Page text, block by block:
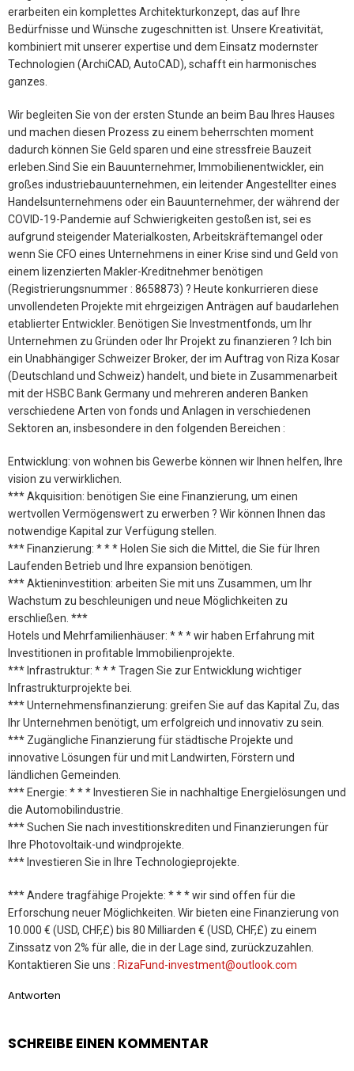
erarbeiten ein komplettes Architekturkonzept, das auf Ihre
Bedürfnisse und Wünsche zugeschnitten ist. Unsere Kreativität,
kombiniert mit unserer expertise und dem Einsatz modernster
Technologien (ArchiCAD, AutoCAD), schafft ein harmonisches
ganzes.
Wir begleiten Sie von der ersten Stunde an beim Bau Ihres Hauses
und machen diesen Prozess zu einem beherrschten moment
dadurch können Sie Geld sparen und eine stressfreie Bauzeit
erleben.Sind Sie ein Bauunternehmer, Immobilienentwickler, ein
großes industriebauunternehmen, ein leitender Angestellter eines
Handelsunternehmens oder ein Bauunternehmer, der während der
COVID-19-Pandemie auf Schwierigkeiten gestoßen ist, sei es
aufgrund steigender Materialkosten, Arbeitskräftemangel oder
wenn Sie CFO eines Unternehmens in einer Krise sind und Geld von
einem lizenzierten Makler-Kreditnehmer benötigen
(Registrierungsnummer : 8658873) ? Heute konkurrieren diese
unvollendeten Projekte mit ehrgeizigen Anträgen auf baudarlehen
etablierter Entwickler. Benötigen Sie Investmentfonds, um Ihr
Unternehmen zu Gründen oder Ihr Projekt zu finanzieren ? Ich bin
ein Unabhängiger Schweizer Broker, der im Auftrag von Riza Kosar
(Deutschland und Schweiz) handelt, und biete in Zusammenarbeit
mit der HSBC Bank Germany und mehreren anderen Banken
verschiedene Arten von fonds und Anlagen in verschiedenen
Sektoren an, insbesondere in den folgenden Bereichen :
Entwicklung: von wohnen bis Gewerbe können wir Ihnen helfen, Ihre
vision zu verwirklichen.
*** Akquisition: benötigen Sie eine Finanzierung, um einen
wertvollen Vermögenswert zu erwerben ? Wir können Ihnen das
notwendige Kapital zur Verfügung stellen.
*** Finanzierung: * * * Holen Sie sich die Mittel, die Sie für Ihren
Laufenden Betrieb und Ihre expansion benötigen.
*** Aktieninvestition: arbeiten Sie mit uns Zusammen, um Ihr
Wachstum zu beschleunigen und neue Möglichkeiten zu
erschließen. ***
Hotels und Mehrfamilienhäuser: * * * wir haben Erfahrung mit
Investitionen in profitable Immobilienprojekte.
*** Infrastruktur: * * * Tragen Sie zur Entwicklung wichtiger
Infrastrukturprojekte bei.
*** Unternehmensfinanzierung: greifen Sie auf das Kapital Zu, das
Ihr Unternehmen benötigt, um erfolgreich und innovativ zu sein.
*** Zugängliche Finanzierung für städtische Projekte und
innovative Lösungen für und mit Landwirten, Förstern und
ländlichen Gemeinden.
*** Energie: * * * Investieren Sie in nachhaltige Energielösungen und
die Automobilindustrie.
*** Suchen Sie nach investitionskrediten und Finanzierungen für
Ihre Photovoltaik-und windprojekte.
*** Investieren Sie in Ihre Technologieprojekte.
*** Andere tragfähige Projekte: * * * wir sind offen für die
Erforschung neuer Möglichkeiten. Wir bieten eine Finanzierung von
10.000 € (USD, CHF,£) bis 80 Milliarden € (USD, CHF,£) zu einem
Zinssatz von 2% für alle, die in der Lage sind, zurückzuzahlen.
Kontaktieren Sie uns : RizaFund-investment@outlook.com
Antworten
SCHREIBE EINEN KOMMENTAR